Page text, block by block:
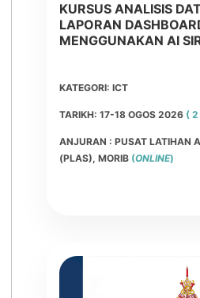
KURSUS ANALISIS
LAPORAN
MENGGUNAKAN AI
KATEGORI: ICT
TARIKH: 17-18 OGOS 2026 ( 2
ANJURAN : PUSAT LATIHAN
(PLAS), MORIB (ONLINE)